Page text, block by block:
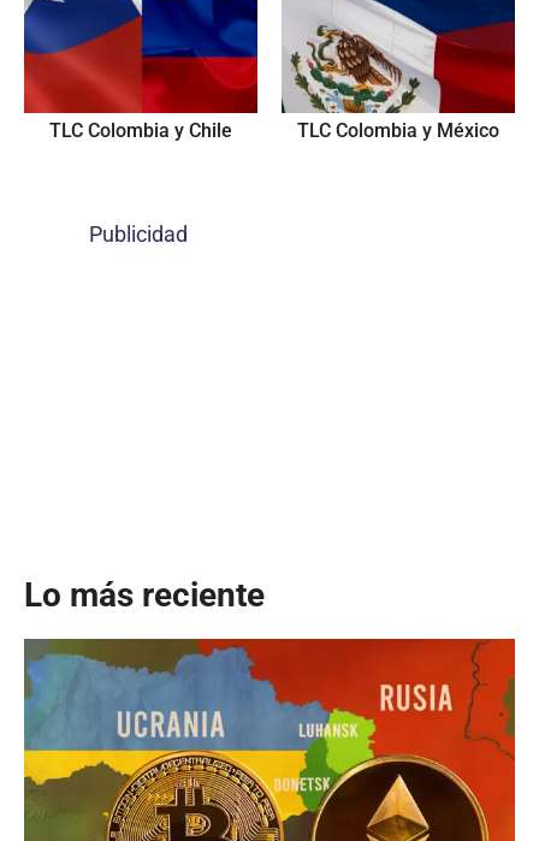
TLC Colombia y Chile TLC Colombia y México
Publicidad
Lo más reciente